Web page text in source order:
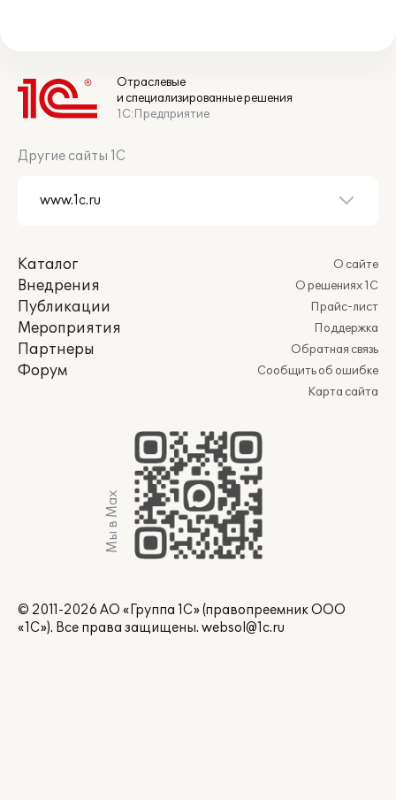
Отраслевые
и специализированные решения
1С:Предприятие
Другие сайты 1С
Каталог
Внедрения
Публикации
Мероприятия
Партнеры
Форум
О сайте
О решениях 1С
Прайс-лист
Поддержка
Обратная связь
Сообщить об ошибке
Карта сайта
Мы в Max
© 2011-2026 АО «Группа 1С» (правопреемник ООО
«1С»). Все права защищены. websol@1c.ru